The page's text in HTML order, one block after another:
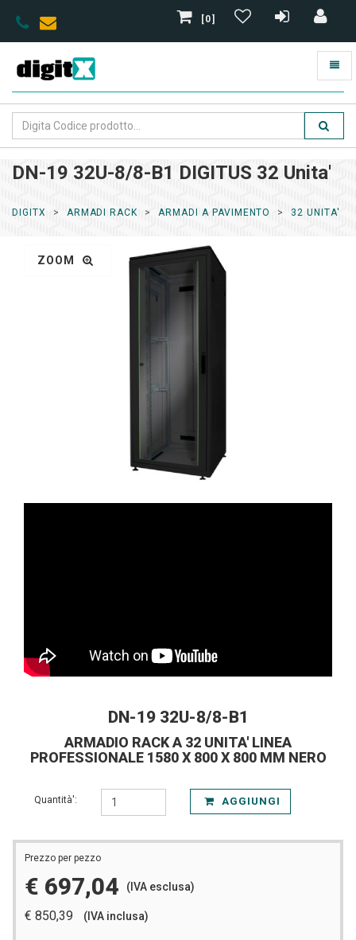
[0]
DN-19 32U-8/8-B1 DIGITUS 32 Unita'
DIGITX ARMADI RACK ARMADI A PAVIMENTO 32 UNITA'
ZOOM
DN-19 32U-8/8-B1
ARMADIO RACK A 32 UNITA' LINEA
PROFESSIONALE 1580 X 800 X 800 MM NERO
Quantità': AGGIUNGI
Prezzo per pezzo
€ 697,04 (IVA esclusa)
€ 850,39 (IVA inclusa)